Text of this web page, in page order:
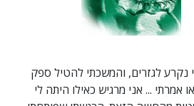
לגזרים, והמשכתי להטיל ספק
... אני מרגיש כאילו היתה לי